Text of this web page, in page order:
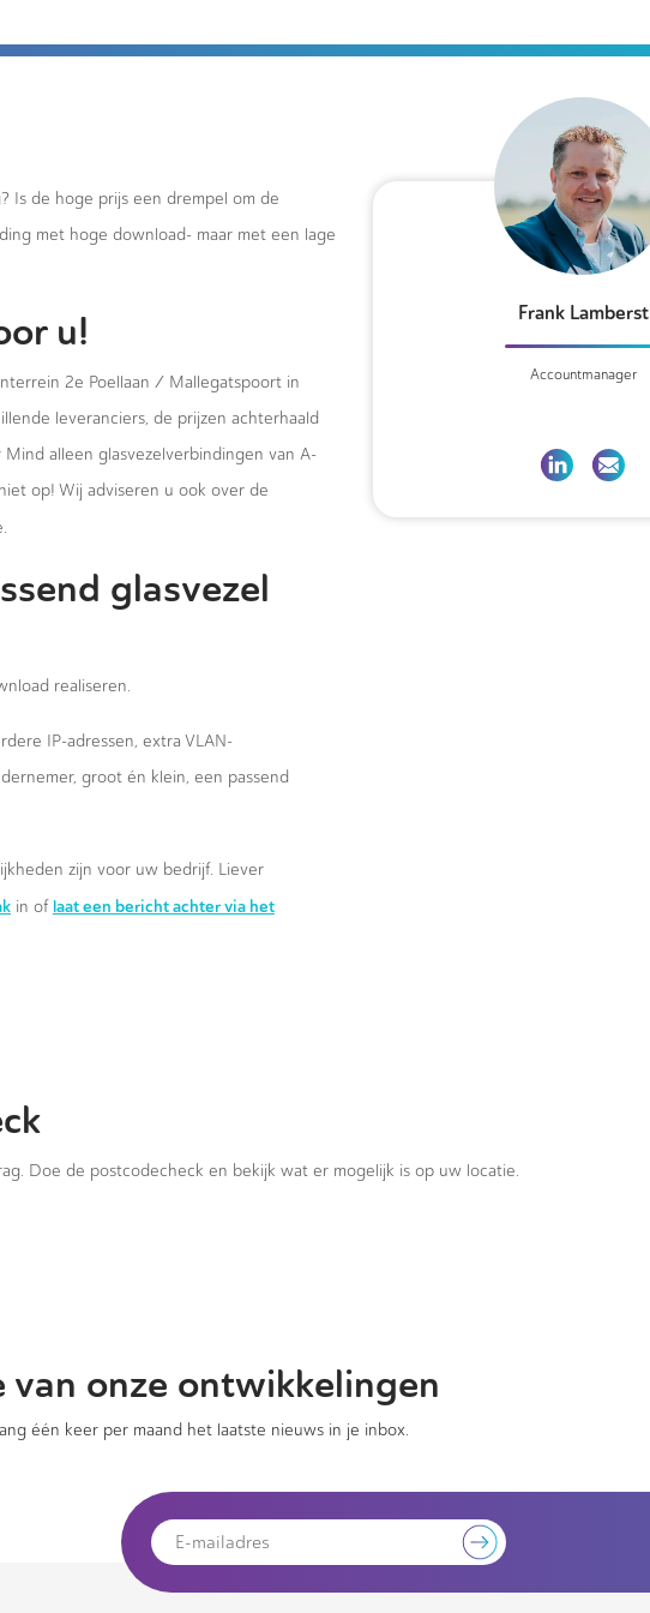
Is de hoge prijs een drempel om de
met hoge download- maar met een lage
u!
2e Poellaan / Mallegatspoort in
leveranciers, de prijzen achterhaald
alleen glasvezelverbindingen van A-
op! Wij adviseren u ook over de
glasvezel
realiseren.
IP-adressen, extra VLAN-
groot én klein, een passend
zijn voor uw bedrijf. Liever
in of laat een bericht achter via het
Frank Lamberst
Accountmanager
Doe de postcodecheck en bekijk wat er mogelijk is op uw locatie.
onze ontwikkelingen
één keer per maand het laatste nieuws in je inbox.